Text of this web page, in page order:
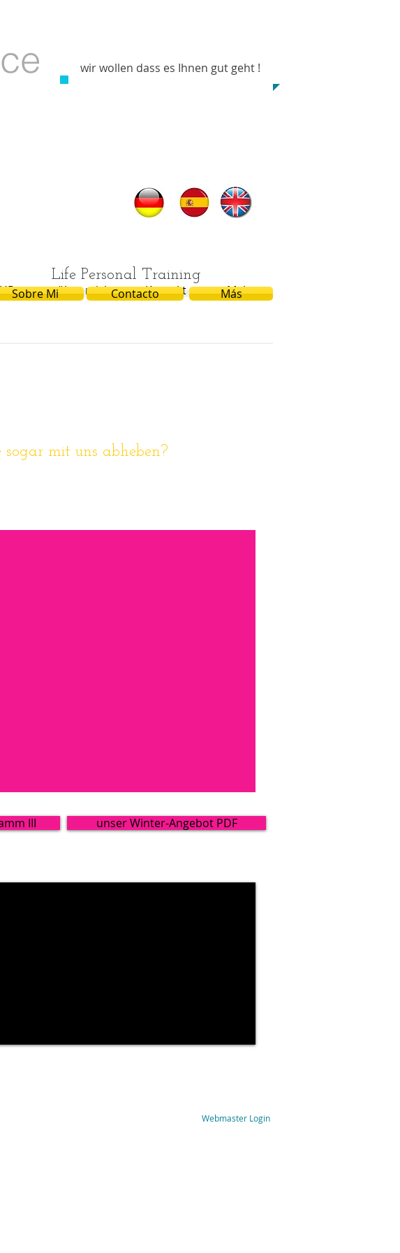
​wir wollen dass es Ihnen gut geht !
Life Personal Training
Kontakt Mehr
Mehr
über mich
Sobre Mi Contacto Más
sogar mit uns abheben?
III unser Winter-Angebot PDF
Webmaster Login